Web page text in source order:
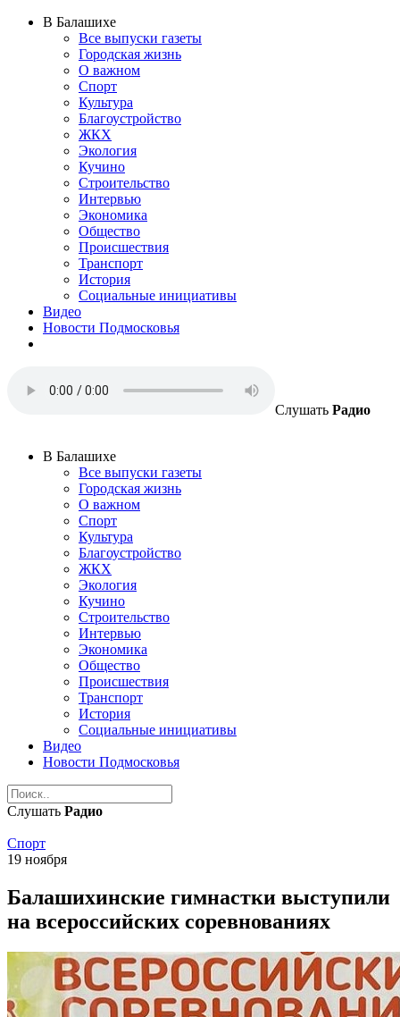
В Балашихе
Все выпуски газеты
Городская жизнь
О важном
Спорт
Культура
Благоустройство
ЖКХ
Экология
Кучино
Строительство
Интервью
Экономика
Общество
Происшествия
Транспорт
История
Социальные инициативы
Видео
Новости Подмосковья
Слушать Радио
В Балашихе
Все выпуски газеты
Городская жизнь
О важном
Спорт
Культура
Благоустройство
ЖКХ
Экология
Кучино
Строительство
Интервью
Экономика
Общество
Происшествия
Транспорт
История
Социальные инициативы
Видео
Новости Подмосковья
Слушать Радио
Спорт
19 ноября
Балашихинские гимнастки выступили
на всероссийских соревнованиях